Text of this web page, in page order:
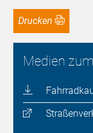
Drucken
Medien